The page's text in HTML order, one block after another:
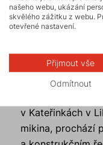
kde je nutné,
nebo u vyztužení
Konstrukční
v Kateřinkách v
mikina, prochází
našeho webu, ukázání
skvělého zážitku z webu.
otevřené nastavení.
Přijmout vše
Odmítnout